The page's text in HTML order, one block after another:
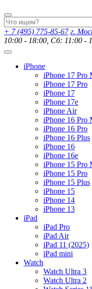
+ 7 (495) 775-85-67 г.
10:00 - 18:00, Сб: 11:00 -
iPhone
iPhone 17 Pro
iPhone 17 Pro
iPhone 17
iPhone 17e
iPhone Air
iPhone 16 Pro
iPhone 16 Pro
iPhone 16 Plus
iPhone 16
iPhone 16e
iPhone 15 Pro
iPhone 15 Pro
iPhone 15 Plus
iPhone 15
iPhone 14
iPhone 13
iPad
iPad Pro
iPad Air
iPad 11 (2025)
iPad mini
Watch
Watch Ultra 3
Watch Ultra 2